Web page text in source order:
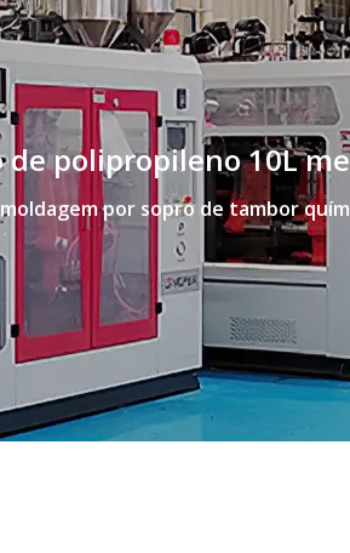
polipropileno 10L
por sopro de tambor